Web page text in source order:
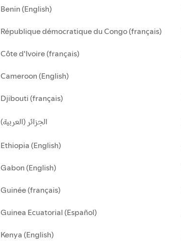
Benin (English)
République démocratique du Congo (français)
Côte d'Ivoire (français)
Cameroon (English)
Djibouti (français)
الجزائر (العربية)
Ethiopia (English)
Gabon (English)
Guinée (français)
Guinea Ecuatorial (Español)
Kenya (English)